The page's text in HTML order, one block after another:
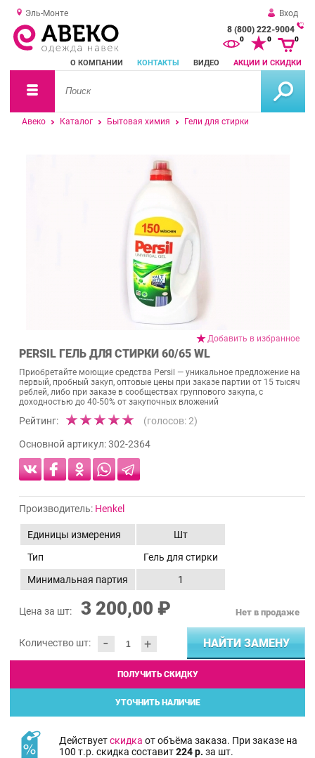
Эль-Монте
Вход
8 (800) 222-9004
О КОМПАНИИ КОНТАКТЫ ВИДЕО АКЦИИ И СКИДКИ
0 0 0
Авеко Каталог Бытовая химия Гели для стирки
Добавить в избранное
PERSIL ГЕЛЬ ДЛЯ СТИРКИ 60/65 WL
Приобретайте моющие средства Persil — уникальное предложение на
первый, пробный закуп, оптовые цены при заказе партии от 15 тысяч
реблей, либо при заказе в сообществах группового закупа, с
доходностью до 40-50% от закупочных вложений
Рейтинг: (голосов:2)
Основной артикул:302-2364
Производитель: Henkel
Единицы измерения
Шт
Тип
Гель для стирки
Минимальная партия
1
Цена за шт: 3 200,00 ₽
Количество шт: - +
Нет в продаже
НАЙТИ ЗАМЕНУ
ПОЛУЧИТЬ СКИДКУ
УТОЧНИТЬ НАЛИЧИЕ
Действуетскидка от объёма заказа. При заказе на
100 т.р. скидка составит224 р. за шт.